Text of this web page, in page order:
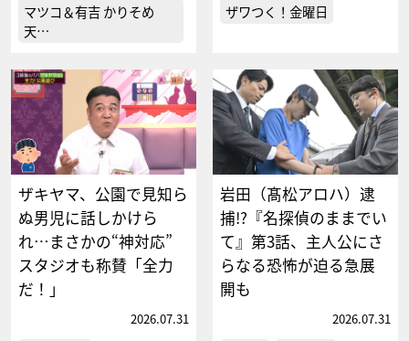
マツコ＆有吉 かりそめ
天…
ザワつく！金曜日
ザキヤマ、公園で見知ら
ぬ男児に話しかけら
れ…まさかの“神対応”
スタジオも称賛「全力
だ！」
2026.07.31
岩田（髙松アロハ）逮
捕!?『名探偵のままでい
て』第3話、主人公にさ
らなる恐怖が迫る急展
開も
2026.07.31